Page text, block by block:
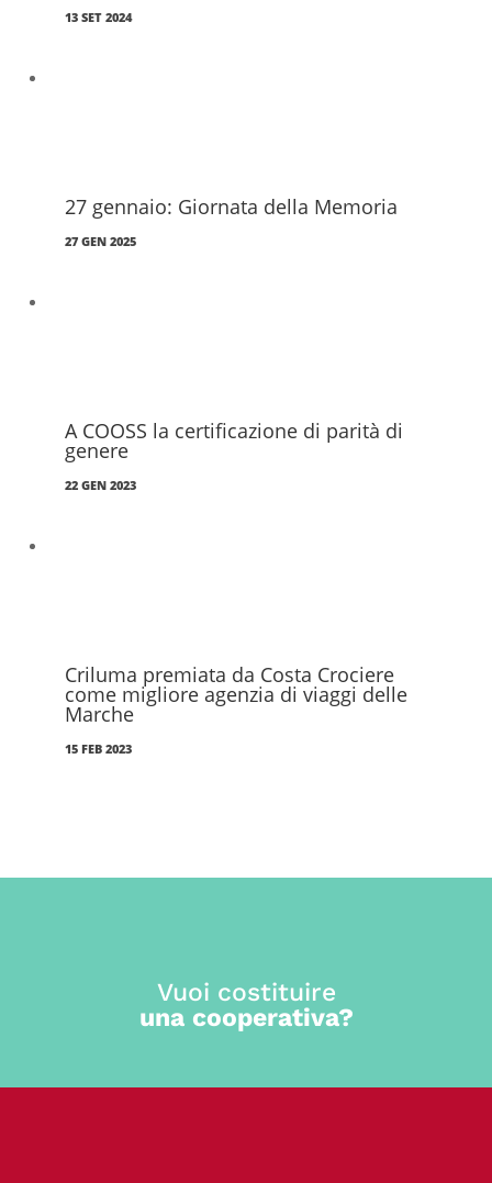
13 SET 2024
27 gennaio: Giornata della Memoria
27 GEN 2025
A COOSS la certificazione di parità di
genere
22 GEN 2023
Criluma premiata da Costa Crociere
come migliore agenzia di viaggi delle
Marche
15 FEB 2023
Vuoi costituire
una cooperativa?